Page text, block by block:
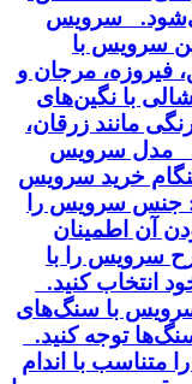
می‌شود. سرویس
سرویس با
فیروزه، مرجان و
با نگین‌های
مانند زرقان،
مدل سرویس
خرید سرویس
جنس سرویس را
آن اطمینان
سرویس را با
انتخاب کنید.
سرویس با سنگ‌های
توجه کنید.
متناسب با اندام